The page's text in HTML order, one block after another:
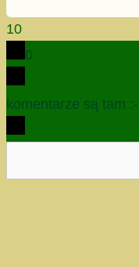
10
0
komentarze są tam